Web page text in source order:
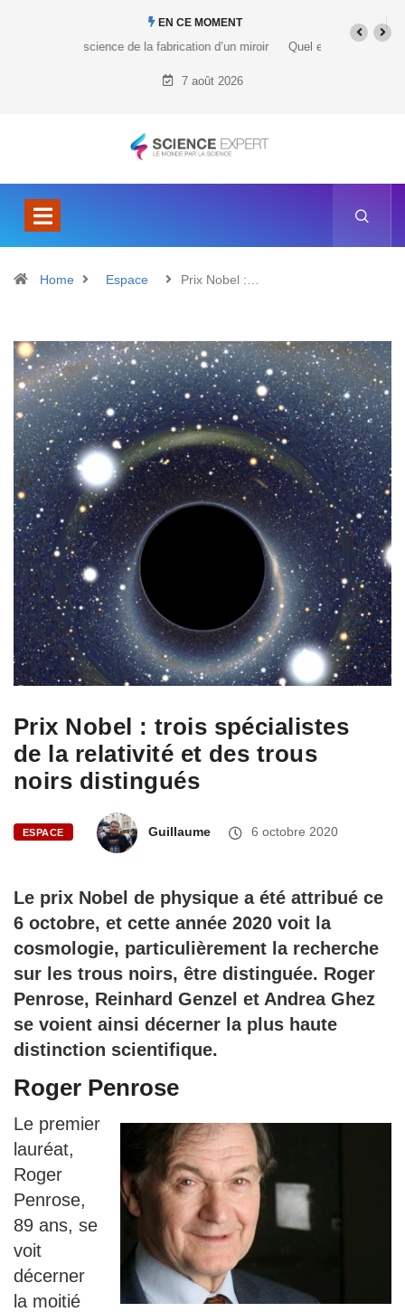
EN CE MOMENT
Quel est le prix du Tesla Cybertruck ?
7 août 2026
Home Espace Prix Nobel :…
Prix Nobel : trois spécialistes
de la relativité et des trous
noirs distingués
ESPACE Guillaume 6 octobre 2020
Le prix Nobel de physique a été attribué ce
6 octobre, et cette année 2020 voit la
cosmologie, particulièrement la recherche
sur les trous noirs, être distinguée. Roger
Penrose, Reinhard Genzel et Andrea Ghez
se voient ainsi décerner la plus haute
distinction scientifique.
Roger Penrose
Le premier
lauréat,
Roger
Penrose,
89 ans, se
voit
décerner
la moitié